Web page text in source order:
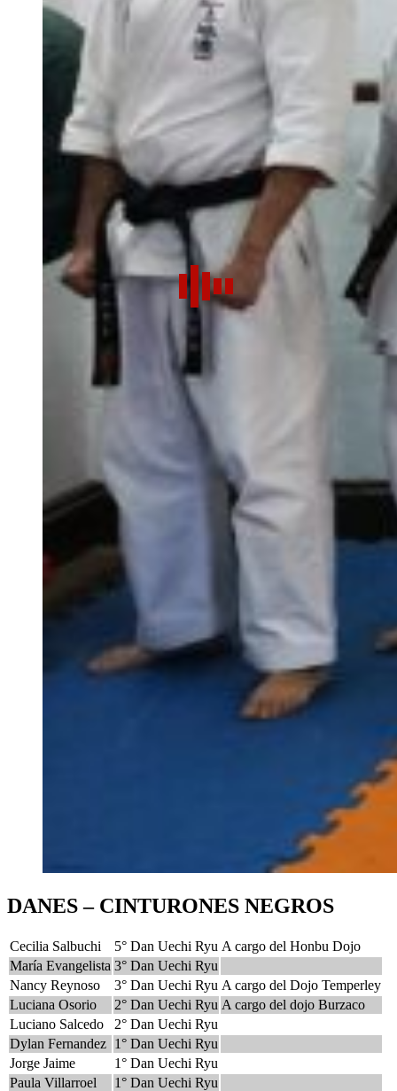
DANES – CINTURONES NEGROS
Cecilia Salbuchi 5° Dan Uechi Ryu A cargo del Honbu Dojo
María Evangelista 3° Dan Uechi Ryu
Nancy Reynoso
3° Dan Uechi Ryu A cargo del Dojo Temperley
Luciana Osorio
2° Dan Uechi Ryu A cargo del dojo Burzaco
Luciano Salcedo
2° Dan Uechi Ryu
Dylan Fernandez 1° Dan Uechi Ryu
Jorge Jaime
1° Dan Uechi Ryu
Paula Villarroel
1° Dan Uechi Ryu